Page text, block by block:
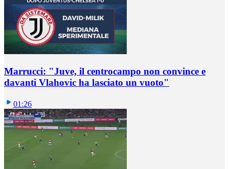
Marrucci: "Juve, il centrocampo non convince e
davanti Vlahovic ha lasciato un vuoto"
01:26